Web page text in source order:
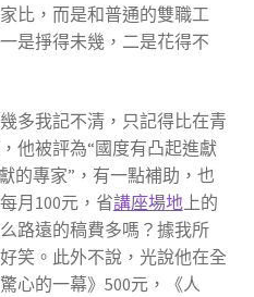
比，而是和普通的雙職工
是掙得未幾，二是花得不
多我記不清，只記得比在青
他被評為“國度有凸起進獻
的專家”，有一點補助，也
月100元，省講座場地上的
路遠的稿費多嗎？據我所
笑。此外不說，光說他在全
心的一幕》500元，《人